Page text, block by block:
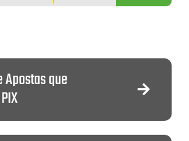
Apostas que